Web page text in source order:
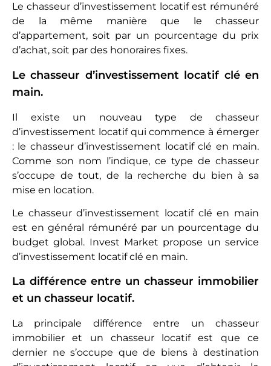
Le chasseur d’investissement locatif est rémunéré
de la même manière que le chasseur
d’appartement, soit par un pourcentage du prix
d’achat, soit par des honoraires fixes.
Le chasseur d’investissement locatif clé en
main.
Il existe un nouveau type de chasseur
d’investissement locatif qui commence à émerger
: le chasseur d’investissement locatif clé en main.
Comme son nom l’indique, ce type de chasseur
s’occupe de tout, de la recherche du bien à sa
mise en location.
Le chasseur d’investissement locatif clé en main
est en général rémunéré par un pourcentage du
budget global. Invest Market propose un service
d’investissement locatif clé en main.
La différence entre un chasseur immobilier
et un chasseur locatif.
La principale différence entre un chasseur
immobilier et un chasseur locatif est que ce
dernier ne s’occupe que de biens à destination